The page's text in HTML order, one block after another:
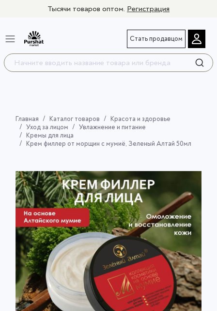
Тысячи товаров оптом. Регистрация
Стать продавцом
Главная Каталог товаров
Красота и здоровье
Уход за лицом
Увлажнение и питание
Кремы для лица
Крем филлер от морщин с мумиё, Зеленый Алтай 50мл